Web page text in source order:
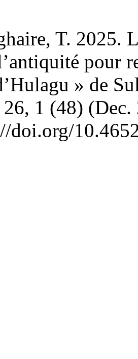
T. 2025.
pour
» de
26, 1 (48)
doi.org/